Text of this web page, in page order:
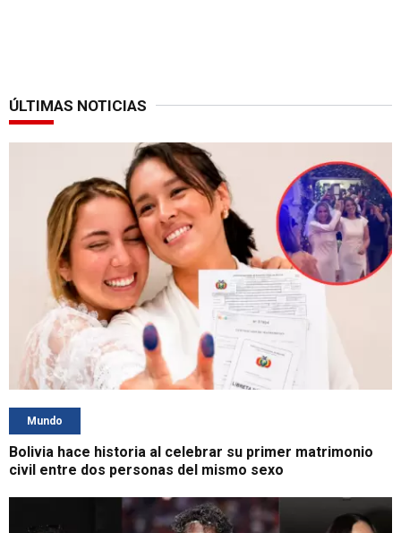
ÚLTIMAS NOTICIAS
Mundo
Bolivia hace historia al celebrar su primer matrimonio
civil entre dos personas del mismo sexo